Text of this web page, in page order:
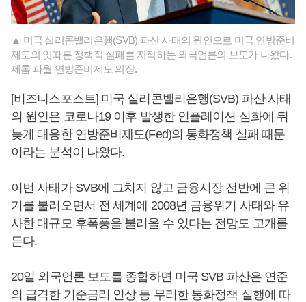
▲ 미국 실리콘밸리은행(SVB) 파산 사태의 원인으로 미국 연방준비
제도의 잇따른 정책적 실패를 지적하는 외국언론의 보도가 나왔다.
제롬 파월 연방준비제도 의장.
[비즈니스포스트] 미국 실리콘밸리은행(SVB) 파산 사태
의 원인은 코로나19 이후 발생한 인플레이션 심화에 뒤
늦게 대응한 연방준비제도(Fed)의 통화정책 실패 때문
이라는 분석이 나왔다.
이번 사태가 SVB에 그치지 않고 금융시장 전반에 큰 위
기를 불러오면서 전 세계에 2008년 금융위기 사태와 유
사한 대규모 후폭풍을 불러올 수 있다는 전망도 고개를
든다.
20일 외국언론 보도를 종합하면 미국 SVB 파산은 연준
의 급격한 기준금리 인상 등 무리한 통화정책 실행에 따